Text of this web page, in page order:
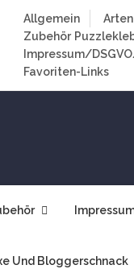
Allgemein Arten
Zubehör
Impressum/
Favoriten-Links
Und Bloggerschnack